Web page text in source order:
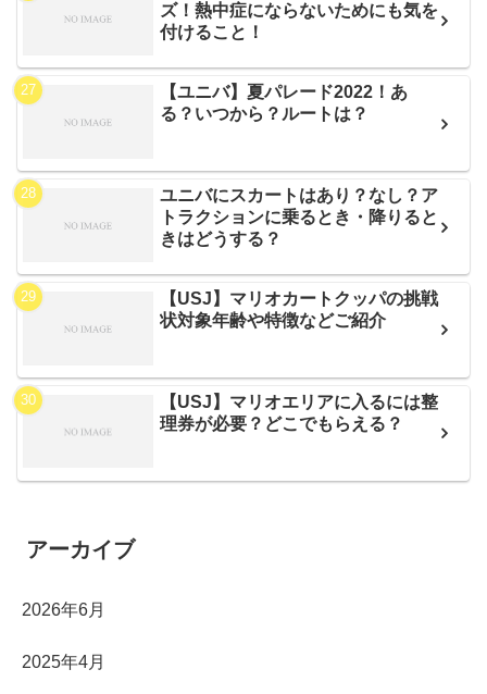
ズ！熱中症にならないためにも気を
付けること！
【ユニバ】夏パレード2022！あ
る？いつから？ルートは？
ユニバにスカートはあり？なし？ア
トラクションに乗るとき・降りると
きはどうする？
【USJ】マリオカートクッパの挑戦
状対象年齢や特徴などご紹介
【USJ】マリオエリアに入るには整
理券が必要？どこでもらえる？
アーカイブ
2026年6月
2025年4月